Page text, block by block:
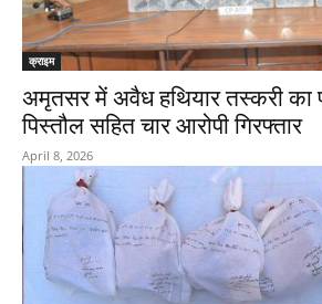
क्राइम
अमृतसर में अवैध हथियार तस्करी का
पिस्तौल सहित चार आरोपी गिरफ्तार
April 8, 2026